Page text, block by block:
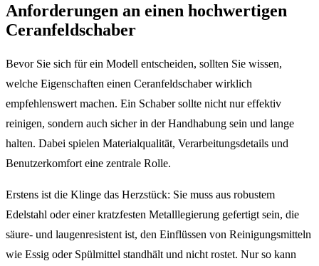
Anforderungen an einen hochwertigen
Ceranfeldschaber
Bevor Sie sich für ein Modell entscheiden, sollten Sie wissen,
welche Eigenschaften einen Ceranfeldschaber wirklich
empfehlenswert machen. Ein Schaber sollte nicht nur effektiv
reinigen, sondern auch sicher in der Handhabung sein und lange
halten. Dabei spielen Materialqualität, Verarbeitungsdetails und
Benutzerkomfort eine zentrale Rolle.
Erstens ist die Klinge das Herzstück: Sie muss aus robustem
Edelstahl oder einer kratzfesten Metalllegierung gefertigt sein, die
säure- und laugenresistent ist, den Einflüssen von Reinigungsmitteln
wie Essig oder Spülmittel standhält und nicht rostet. Nur so kann